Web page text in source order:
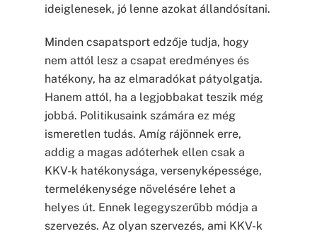
ideiglenesek, jó lenne azokat állandósítani.
Minden csapatsport edzője tudja, hogy
nem attól lesz a csapat eredményes és
hatékony, ha az elmaradókat pátyolgatja.
Hanem attól, ha a legjobbakat teszik még
jobbá. Politikusaink számára ez még
ismeretlen tudás. Amíg rájönnek erre,
addig a magas adóterhek ellen csak a
KKV-k hatékonysága, versenyképessége,
termelékenysége növelésére lehet a
helyes út. Ennek legegyszerűbb módja a
szervezés. Az olyan szervezés, ami KKV-k